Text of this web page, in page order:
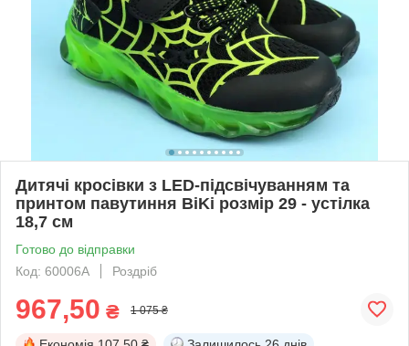
Дитячі кросівки з LED-підсвічуванням та
принтом павутиння BiKi розмір 29 - устілка
18,7 см
Готово до відправки
Код: 60006A
Роздріб
967,50 ₴ 1 075 ₴